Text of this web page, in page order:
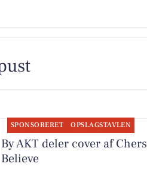
SPONSORERET OPSLAGSTAVLEN
By AKT deler cover af Chers
Believe